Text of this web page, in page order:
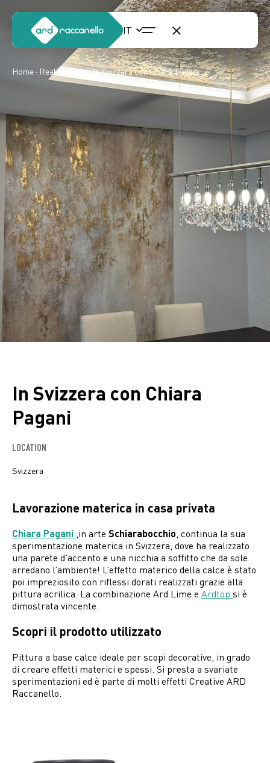
Home · Realizzazioni· In Svizzera con Chiara Pagani
In Svizzera con Chiara
Pagani
LOCATION
Svizzera
Lavorazione materica in casa privata
Chiara Pagani ,in arte Schiarabocchio, continua la sua
sperimentazione materica in Svizzera, dove ha realizzato
una parete d’accento e una nicchia a soffitto che da sole
arredano l’ambiente! L’effetto materico della calce è stato
poi impreziosito con riflessi dorati realizzati grazie alla
pittura acrilica. La combinazione Ard Lime e Ardtop si è
dimostrata vincente.
Scopri il prodotto utilizzato
Pittura a base calce ideale per scopi decorative, in grado
di creare effetti materici e spessi. Si presta a svariate
sperimentazioni ed è parte di molti effetti Creative ARD
Raccanello.